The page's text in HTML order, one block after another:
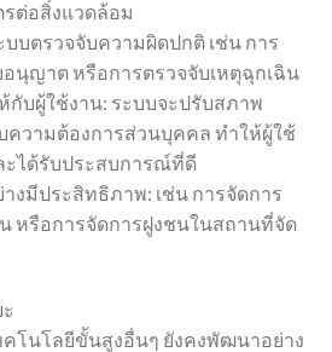
ต่อสิ่งแวดล้อม
บตรวจจับความผิดปกติ เช่น การ
นุญาต หรือการตรวจจับเหตุฉุกเฉิน
บผู้ใช้งาน: ระบบจะปรับสภาพ
ความต้องการส่วนบุคคล ทำให้ผู้ใช้
ะได้รับประสบการณ์ที่ดี
งมีประสิทธิภาพ: เช่น การจัดการ
หรือการจัดการฝูงชนในสถานที่จัด
คโนโลยีขั้นสูงอื่นๆ ยังคงพัฒนาอย่าง